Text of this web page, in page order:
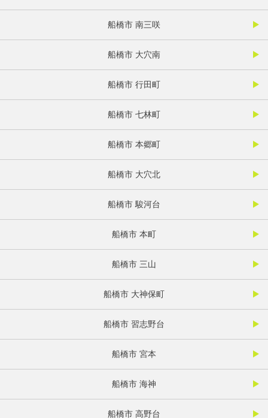
船橋市 南三咲
船橋市 大穴南
船橋市 行田町
船橋市 七林町
船橋市 本郷町
船橋市 大穴北
船橋市 駿河台
船橋市 本町
船橋市 三山
船橋市 大神保町
船橋市 習志野台
船橋市 宮本
船橋市 海神
船橋市 高野台